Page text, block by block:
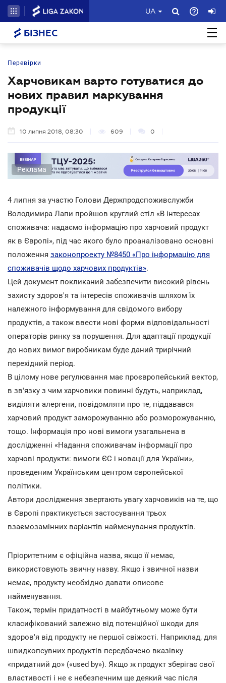
UA
БІЗНЕС
Перевірки
Харчовикам варто готуватися до
нових правил маркування
продукції
10 липня 2018, 08:30 609 0
Реклама
4 липня за участю Голови Держпродспоживслужби
Володимира Лапи пройшов круглий стіл «В інтересах
споживача: надаємо інформацію про харчовий продукт
як в Європі», під час якого було проаналізовано основні
положення законопроекту №8450 «Про інформацію для
споживачів щодо харчових продуктів».
Цей документ покликаний забезпечити високий рівень
захисту здоров'я та інтересів споживачів шляхом їх
належного інформування для свідомого вибору
продуктів, а також ввести нові форми відповідальності
операторів ринку за порушення. Для адаптації продукції
до нових вимог виробникам буде даний трирічний
перехідний період.
В цілому нове регулювання має проєвропейський вектор,
в зв'язку з чим харчовики повинні будуть, наприклад,
виділяти алергени, повідомляти про те, піддавався
харчовий продукт заморожуванню або розморожуванню,
тощо. Інформація про нові вимоги узагальнена в
дослідженні «Надання споживачам інформації про
харчові продукти: вимоги ЄС і новації для України»,
проведеним Українським центром європейської
політики.
Автори дослідження звертають увагу харчовиків на те, що
в Європі практикується застосування трьох
взаємозамінних варіантів найменування продуктів.
Пріоритетним є офіційна назва, якщо її немає,
використовують звичну назву. Якщо і звичної назви
немає, продукту необхідно давати описове
найменування.
Також, термін придатності в майбутньому може бути
класифікований залежно від потенційної шкоди для
здоров'я від продукту не першої свіжості. Наприклад, для
швидкопсувних продуктів передбачено вказівку
«придатний до» («used by»). Якщо ж продукт зберігає свої
властивості і не є небезпечним ще деякий час після